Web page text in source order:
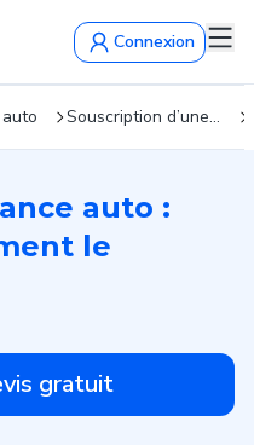
Connexion
Souscription d’une assurance auto en ligne : quelles démarches ?
auto :
le
gratuit